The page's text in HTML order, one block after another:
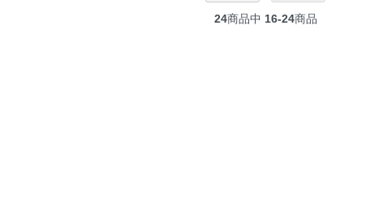
24商品中 16-24商品